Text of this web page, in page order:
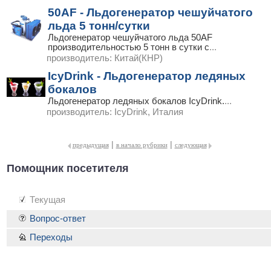
50AF - Льдогенератор чешуйчатого
льда 5 тонн/сутки
Льдогенератор чешуйчатого льда 50AF
производительностью 5 тонн в сутки с...
производитель: Китай(КНР)
IcyDrink - Льдогенератор ледяных
бокалов
Льдогенератор ледяных бокалов IcyDrink....
производитель: IcyDrink, Италия
предыдущая | в начало рубрики | следующая
Помощник посетителя
Текущая
Вопрос-ответ
Переходы